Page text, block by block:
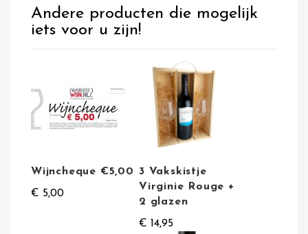
Andere producten die mogelijk
iets voor u zijn!
Wijncheque €5,00
€ 5,00
3 Vakskistje
Virginie Rouge +
2 glazen
€ 14,95